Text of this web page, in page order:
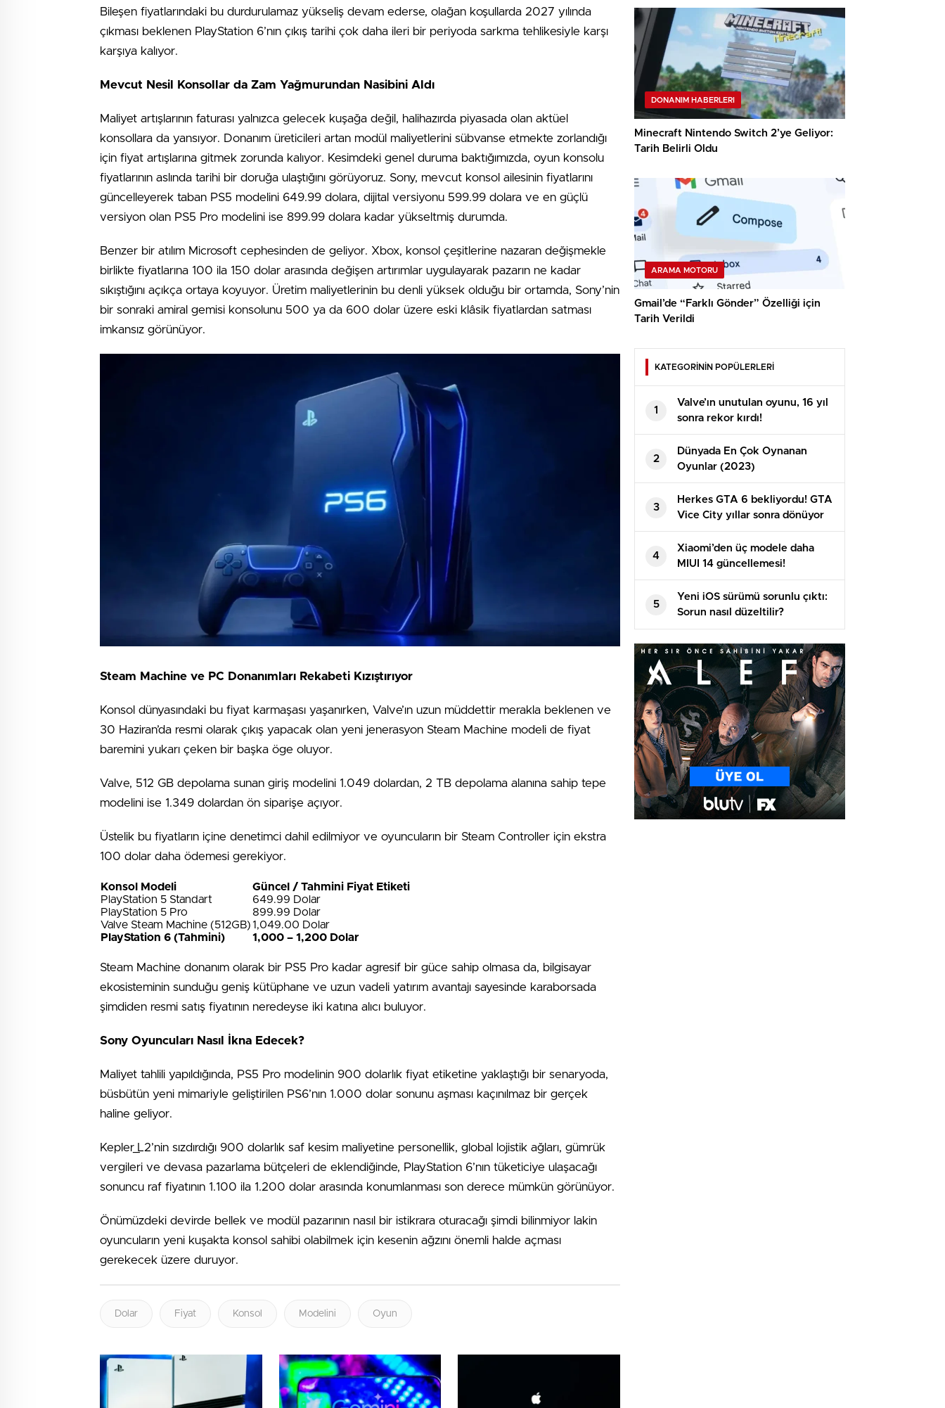
Bileşen fiyatlarındaki bu durdurulamaz yükseliş devam ederse, olağan koşullarda 2027 yılında
çıkması beklenen PlayStation 6’nın çıkış tarihi çok daha ileri bir periyoda sarkma tehlikesiyle karşı
karşıya kalıyor.
Mevcut Nesil Konsollar da Zam Yağmurundan Nasibini Aldı
Maliyet artışlarının faturası yalnızca gelecek kuşağa değil, halihazırda piyasada olan aktüel
konsollara da yansıyor. Donanım üreticileri artan modül maliyetlerini sübvanse etmekte zorlandığı
için fiyat artışlarına gitmek zorunda kalıyor. Kesimdeki genel duruma baktığımızda, oyun konsolu
fiyatlarının aslında tarihi bir doruğa ulaştığını görüyoruz. Sony, mevcut konsol ailesinin fiyatlarını
güncelleyerek taban PS5 modelini 649.99 dolara, dijital versiyonu 599.99 dolara ve en güçlü
versiyon olan PS5 Pro modelini ise 899.99 dolara kadar yükseltmiş durumda.
Benzer bir atılım Microsoft cephesinden de geliyor. Xbox, konsol çeşitlerine nazaran değişmekle
birlikte fiyatlarına 100 ila 150 dolar arasında değişen artırımlar uygulayarak pazarın ne kadar
sıkıştığını açıkça ortaya koyuyor. Üretim maliyetlerinin bu denli yüksek olduğu bir ortamda, Sony’nin
bir sonraki amiral gemisi konsolunu 500 ya da 600 dolar üzere eski klâsik fiyatlardan satması
imkansız görünüyor.
Steam Machine ve PC Donanımları Rekabeti Kızıştırıyor
Konsol dünyasındaki bu fiyat karmaşası yaşanırken, Valve’ın uzun müddettir merakla beklenen ve
30 Haziran’da resmi olarak çıkış yapacak olan yeni jenerasyon Steam Machine modeli de fiyat
baremini yukarı çeken bir başka öge oluyor.
Valve, 512 GB depolama sunan giriş modelini 1.049 dolardan, 2 TB depolama alanına sahip tepe
modelini ise 1.349 dolardan ön siparişe açıyor.
Üstelik bu fiyatların içine denetimci dahil edilmiyor ve oyuncuların bir Steam Controller için ekstra
100 dolar daha ödemesi gerekiyor.
Konsol Modeli
Güncel / Tahmini Fiyat Etiketi
PlayStation 5 Standart
649.99 Dolar
PlayStation 5 Pro
899.99 Dolar
Valve Steam Machine (512GB) 1,049.00 Dolar
PlayStation 6 (Tahmini)
1,000 – 1,200 Dolar
Steam Machine donanım olarak bir PS5 Pro kadar agresif bir güce sahip olmasa da, bilgisayar
ekosisteminin sunduğu geniş kütüphane ve uzun vadeli yatırım avantajı sayesinde karaborsada
şimdiden resmi satış fiyatının neredeyse iki katına alıcı buluyor.
Sony Oyuncuları Nasıl İkna Edecek?
Maliyet tahlili yapıldığında, PS5 Pro modelinin 900 dolarlık fiyat etiketine yaklaştığı bir senaryoda,
büsbütün yeni mimariyle geliştirilen PS6’nın 1.000 dolar sonunu aşması kaçınılmaz bir gerçek
haline geliyor.
Kepler_L2’nin sızdırdığı 900 dolarlık saf kesim maliyetine personellik, global lojistik ağları, gümrük
vergileri ve devasa pazarlama bütçeleri de eklendiğinde, PlayStation 6’nın tüketiciye ulaşacağı
sonuncu raf fiyatının 1.100 ila 1.200 dolar arasında konumlanması son derece mümkün görünüyor.
Önümüzdeki devirde bellek ve modül pazarının nasıl bir istikrara oturacağı şimdi bilinmiyor lakin
oyuncuların yeni kuşakta konsol sahibi olabilmek için kesenin ağzını önemli halde açması
gerekecek üzere duruyor.
Dolar Fiyat Konsol Modelini Oyun
DONANIM HABERLERI
Minecraft Nintendo Switch 2’ye Geliyor:
Tarih Belirli Oldu
ARAMA MOTORU
Gmail’de “Farklı Gönder” Özelliği için
Tarih Verildi
KATEGORİNİN POPÜLERLERİ
1
Valve’ın unutulan oyunu, 16 yıl
sonra rekor kırdı!
2
Dünyada En Çok Oynanan
Oyunlar (2023)
3
Herkes GTA 6 bekliyordu! GTA
Vice City yıllar sonra dönüyor
4
Xiaomi’den üç modele daha
MIUI 14 güncellemesi!
5
Yeni iOS sürümü sorunlu çıktı:
Sorun nasıl düzeltilir?